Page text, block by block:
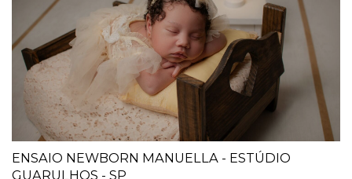
ENSAIO NEWBORN MANUELLA - ESTÚDIO
GUARULHOS - SP